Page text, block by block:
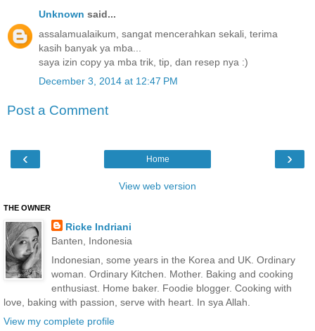
Unknown said...
assalamualaikum, sangat mencerahkan sekali, terima
kasih banyak ya mba...
saya izin copy ya mba trik, tip, dan resep nya :)
December 3, 2014 at 12:47 PM
Post a Comment
‹ ›
Home
View web version
THE OWNER
Ricke Indriani
Banten, Indonesia
Indonesian, some years in the Korea and UK. Ordinary
woman. Ordinary Kitchen. Mother. Baking and cooking
enthusiast. Home baker. Foodie blogger. Cooking with
love, baking with passion, serve with heart. In sya Allah.
View my complete profile